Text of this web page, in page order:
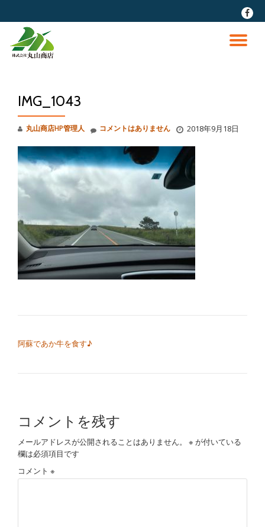
fa-
ナ
IMG_1043
丸山商店HP管理人 2018年9月18日
コメントはありません
阿蘇であか牛を食す♪
コメントを残す
メールアドレスが公開されることはありません。 ※ が付いている
欄は必須項目です
コメント ※